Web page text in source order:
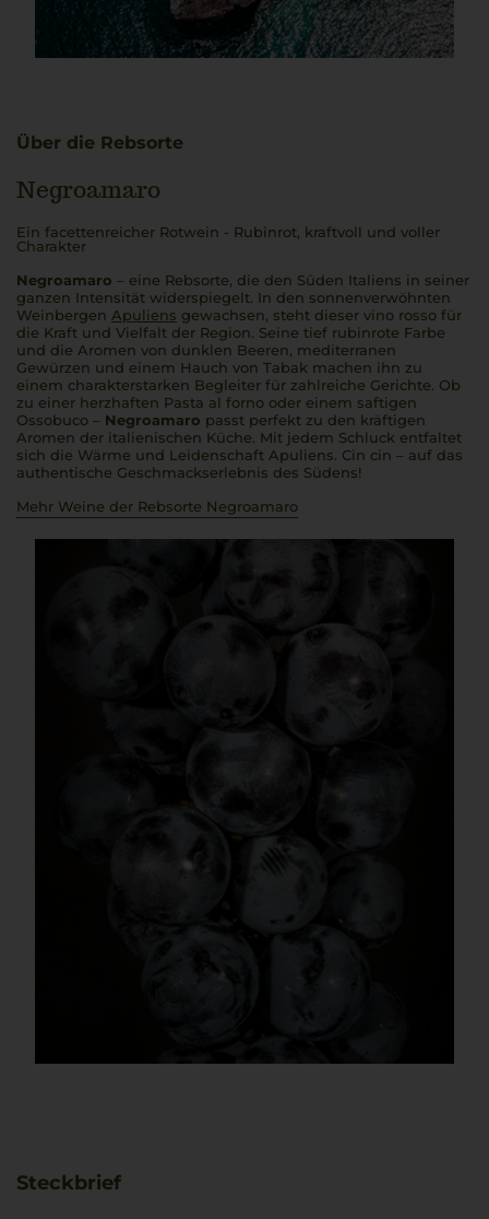
Über die Rebsorte
Negroamaro
Ein facettenreicher Rotwein - Rubinrot, kraftvoll und voller
Charakter
Negroamaro – eine Rebsorte, die den Süden Italiens in seiner
ganzen Intensität widerspiegelt. In den sonnenverwöhnten
Weinbergen Apuliens gewachsen, steht dieser vino rosso für
die Kraft und Vielfalt der Region. Seine tief rubinrote Farbe
und die Aromen von dunklen Beeren, mediterranen
Gewürzen und einem Hauch von Tabak machen ihn zu
einem charakterstarken Begleiter für zahlreiche Gerichte. Ob
zu einer herzhaften Pasta al forno oder einem saftigen
Ossobuco – Negroamaro passt perfekt zu den kräftigen
Aromen der italienischen Küche. Mit jedem Schluck entfaltet
sich die Wärme und Leidenschaft Apuliens. Cin cin – auf das
authentische Geschmackserlebnis des Südens!
Mehr Weine der Rebsorte Negroamaro
Steckbrief